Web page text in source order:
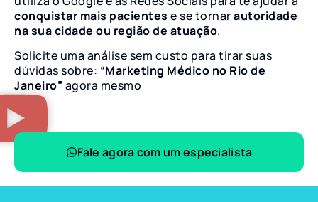
conquistar mais pacientes e se tornarautoridade
na sua cidade ou região de atuação.
Solicite uma análise sem custo para tirar suas
dúvidas sobre: “Marketing Médico no Rio de
Janeiro” agora mesmo
Fale agora com um especialista